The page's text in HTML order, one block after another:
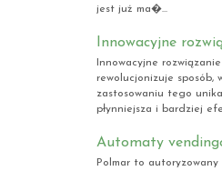
jest już ma�...
Innowacyjne
Innowacyjne
rewolucjonizuje sposób,
zastosowaniu tego
płynniejsza i bardziej
Automaty
Polmar to